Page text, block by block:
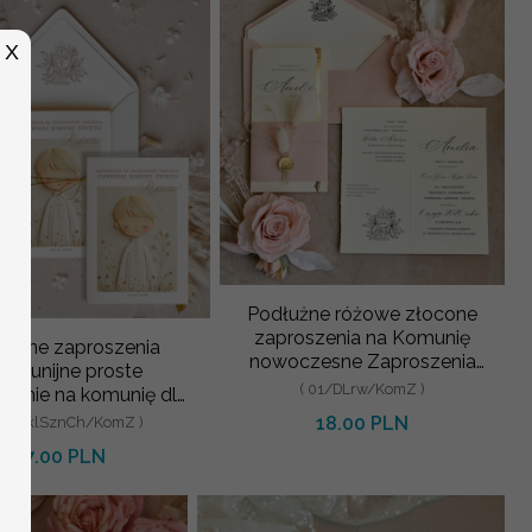
zaproszenia
Komunijne proste
na komunię dla
zaproszenia na
01/sklSznCh/KomZ )
7.00 PLN
Podłużne różowe złocone
zaproszenia na Komunię
nowoczesne Zaproszenia
komunijne personalizowane
( 01/DLrw/KomZ )
18.00 PLN
X